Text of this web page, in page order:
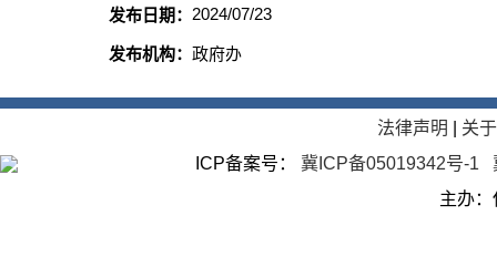
发布日期： 2024/07/23
发布机构： 政府办
法律声明
关
ICP备案号：
冀ICP备05019342号-1
主办